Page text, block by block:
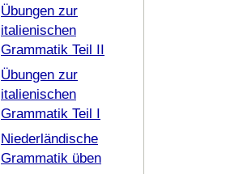
Übungen zur
italienischen
Grammatik Teil II
Übungen zur
italienischen
Grammatik Teil I
Niederländische
Grammatik üben